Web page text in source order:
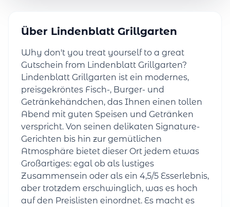
Über Lindenblatt Grillgarten
Why don't you treat yourself to a great
Gutschein from Lindenblatt Grillgarten?
Lindenblatt Grillgarten ist ein modernes,
preisgekröntes Fisch-, Burger- und
Getränkehändchen, das Ihnen einen tollen
Abend mit guten Speisen und Getränken
verspricht. Von seinen delikaten Signature-
Gerichten bis hin zur gemütlichen
Atmosphäre bietet dieser Ort jedem etwas
Großartiges: egal ob als lustiges
Zusammensein oder als ein 4,5/5 Esserlebnis,
aber trotzdem erschwinglich, was es hoch
auf den Preislisten einordnet. Es macht es